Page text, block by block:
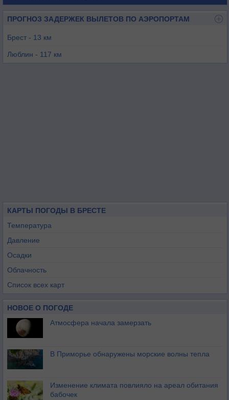
ПРОГНОЗ ЗАДЕРЖЕК ВЫЛЕТОВ ПО АЭРОПОРТАМ
Брест - 13 км
Люблин - 117 км
КАРТЫ ПОГОДЫ В БРЕСТЕ
Температура
Давление
Осадки
Облачность
Список всех карт
НОВОЕ О ПОГОДЕ
Атмосфера начала замерзать
В Приморье обнаружены морские волны тепла
Изменение климата повлияло на ареал обитания
бабочек